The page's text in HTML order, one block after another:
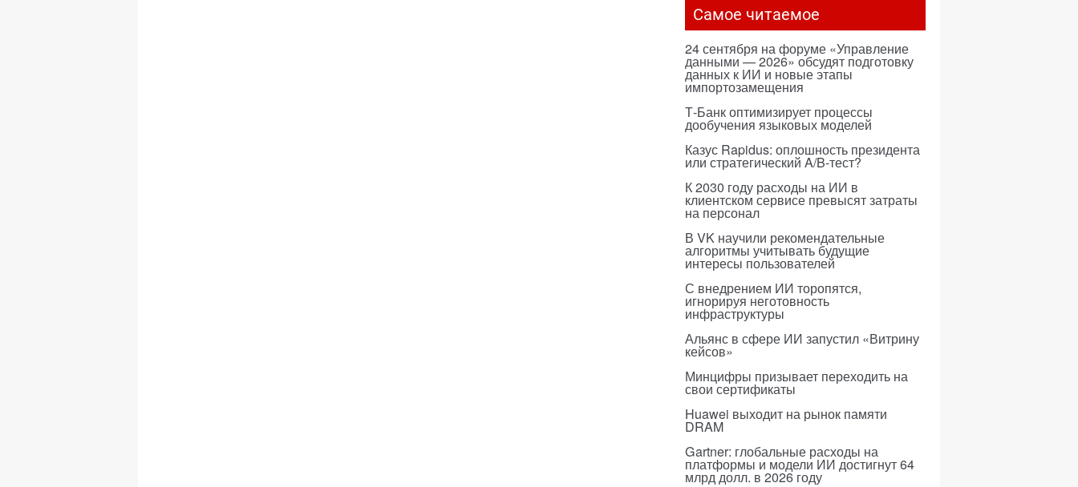
Самое читаемое
24 сентября на форуме «Управление
данными — 2026» обсудят подготовку
данных к ИИ и новые этапы
импортозамещения
Т-Банк оптимизирует процессы
дообучения языковых моделей
Казус Rapidus: оплошность президента
или стратегический A/B-тест?
К 2030 году расходы на ИИ в
клиентском сервисе превысят затраты
на персонал
В VK научили рекомендательные
алгоритмы учитывать будущие
интересы пользователей
С внедрением ИИ торопятся,
игнорируя неготовность
инфраструктуры
Альянс в сфере ИИ запустил «Витрину
кейсов»
Минцифры призывает переходить на
свои сертификаты
Huawei выходит на рынок памяти
DRAM
Gartner: глобальные расходы на
платформы и модели ИИ достигнут 64
млрд долл. в 2026 году